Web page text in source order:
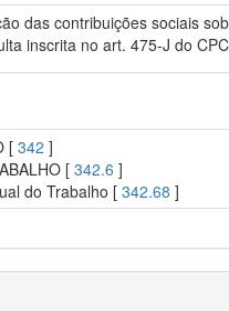
das contribuições sociais
inscrita no art. 475-J do
[342 ]
[342.6 ]
do Trabalho [342.68 ]